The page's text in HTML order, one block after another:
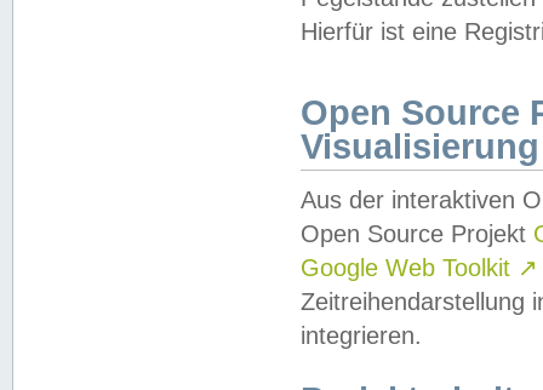
Hierfür ist eine
Open Source
Visualisierung
Aus der interaktiven
Open Source Projekt
Google Web Toolkit ↗
Zeitreihendarstellung
integrieren.